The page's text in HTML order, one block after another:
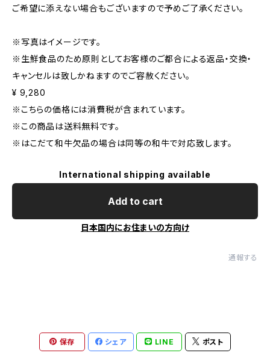
ご希望に添えない場合もございますので予めご了承ください。
※写真はイメージです。
※生鮮食品のため原則としてお客様のご都合による返品・交換・
キャンセルは致しかねますのでご容赦ください。
¥ 9,280
※こちらの価格には消費税が含まれています。
※この商品は送料無料です。
※はこだて和牛欠品の場合は同等の和牛で対応致します。
International shipping available
Add to cart
日本国内にお住まいの方向け
通報する
保存 シェア LINE ポスト